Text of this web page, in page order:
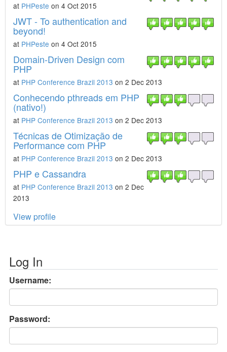
at PHPeste on 4 Oct 2015
JWT - To authentication and
beyond!
at PHPeste on 4 Oct 2015
Domain-Driven Design com
PHP
at PHP Conference Brazil 2013 on 2 Dec 2013
Conhecendo pthreads em PHP
(nativo!)
at PHP Conference Brazil 2013 on 2 Dec 2013
Técnicas de Otimização de
Performance com PHP
at PHP Conference Brazil 2013 on 2 Dec 2013
PHP e Cassandra
at PHP Conference Brazil 2013 on 2 Dec
2013
View profile
Log In
Username:
Password: